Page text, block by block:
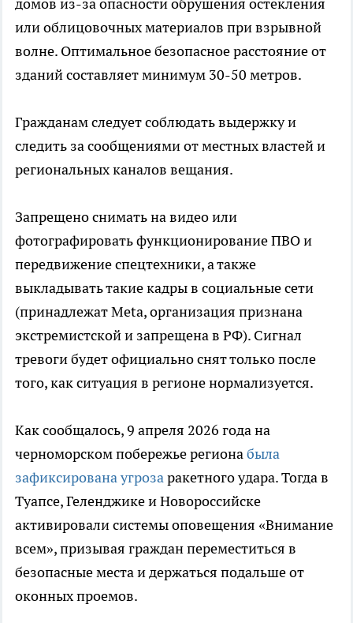
домов из-за опасности обрушения остекления
или облицовочных материалов при взрывной
волне. Оптимальное безопасное расстояние от
зданий составляет минимум 30-50 метров.
Гражданам следует соблюдать выдержку и
следить за сообщениями от местных властей и
региональных каналов вещания.
Запрещено снимать на видео или
фотографировать функционирование ПВО и
передвижение спецтехники, а также
выкладывать такие кадры в социальные сети
(принадлежат Meta, организация признана
экстремистской и запрещена в РФ). Сигнал
тревоги будет официально снят только после
того, как ситуация в регионе нормализуется.
Как сообщалось, 9 апреля 2026 года на
черноморском побережье регионабыла
зафиксирована угрозаракетного удара. Тогда в
Туапсе, Геленджике и Новороссийске
активировали системы оповещения «Внимание
всем», призывая граждан переместиться в
безопасные места и держаться подальше от
оконных проемов.